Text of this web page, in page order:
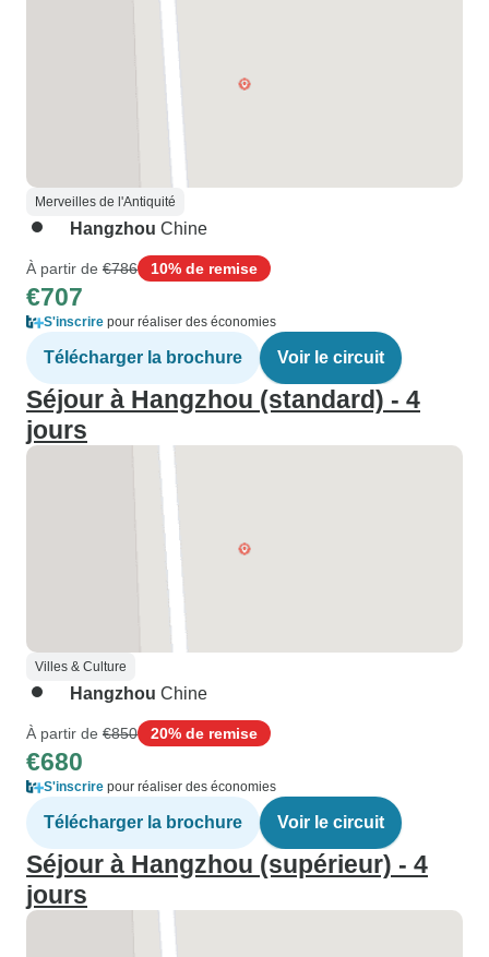
Merveilles de l'Antiquité
Hangzhou Chine
À partir de €786 10% de remise
€707
S'inscrire pour réaliser des économies
Télécharger la brochure Voir le circuit
Séjour à Hangzhou (standard) - 4
jours
Villes & Culture
Hangzhou Chine
À partir de €850 20% de remise
€680
S'inscrire pour réaliser des économies
Télécharger la brochure Voir le circuit
Séjour à Hangzhou (supérieur) - 4
jours